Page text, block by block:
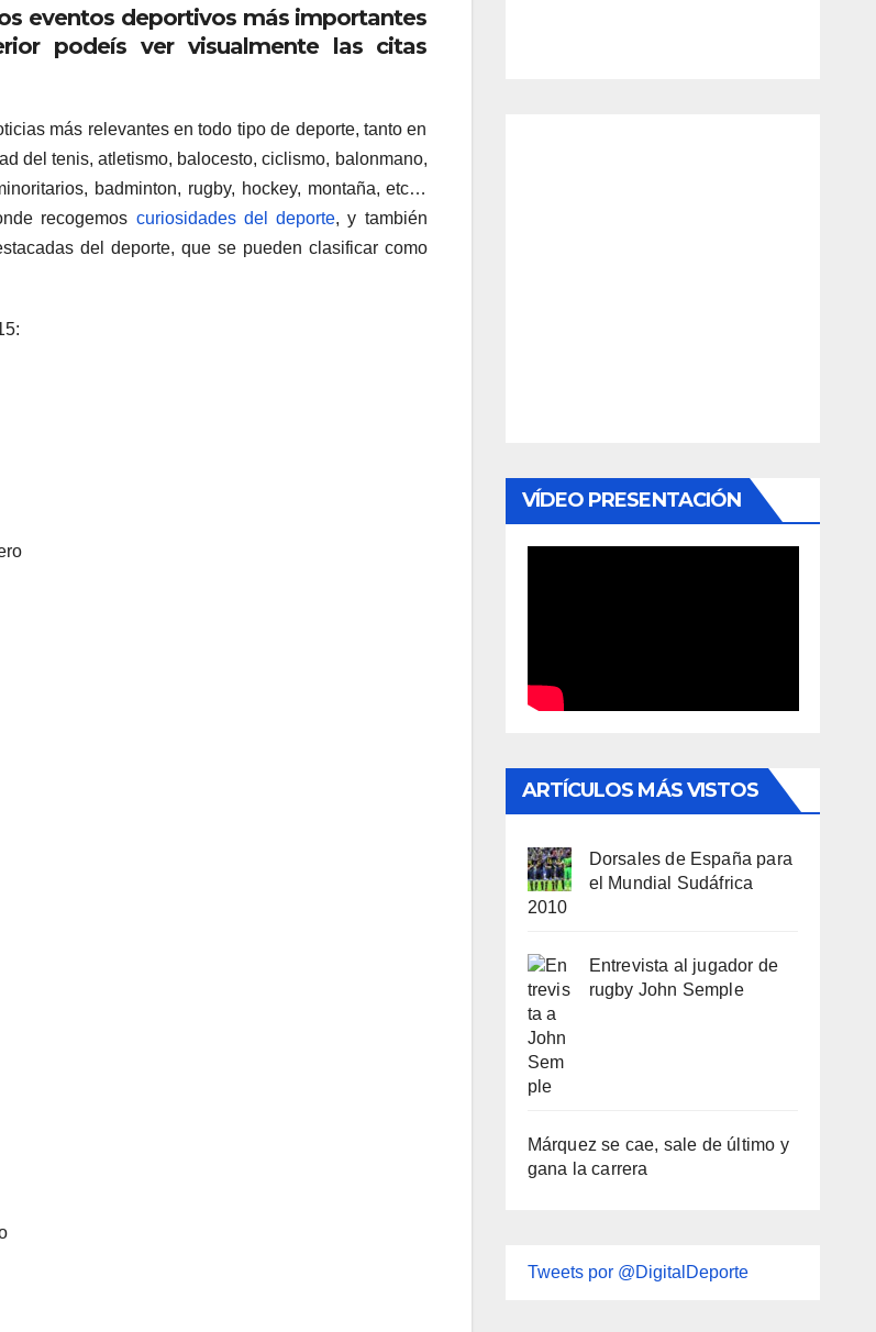
eventos deportivos más importantes
podeís ver visualmente las citas
más relevantes en todo tipo de deporte, tanto en
del tenis, atletismo, balocesto, ciclismo, balonmano,
badminton, rugby, hockey, montaña, etc…
recogemos curiosidades del deporte, y también
del deporte, que se pueden clasificar como
VÍDEO PRESENTACIÓN
ARTÍCULOS MÁS VISTOS
Dorsales de España para
el Mundial Sudáfrica
2010
Entrevista al jugador de
rugby John Semple
Márquez se cae, sale de último y
gana la carrera
Tweets por @DigitalDeporte